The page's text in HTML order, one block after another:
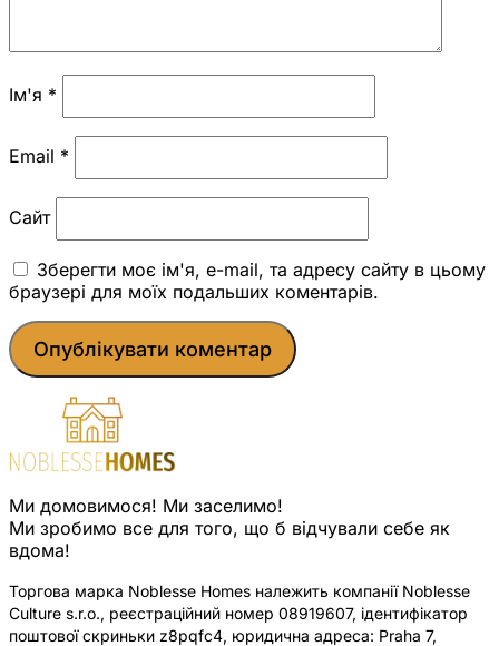
Ім'я *
Email *
Сайт
Зберегти моє ім'я, e-mail, та адресу сайту в цьому
браузері для моїх подальших коментарів.
Ми домовимося! Ми заселимо!
Ми зробимо все для того, що б відчували себе як
вдома!
Торгова марка Noblesse Homes належить компанії Noblesse
Culture s.r.o., реєстраційний номер 08919607, ідентифікатор
поштової скриньки z8pqfc4, юридична адреса: Praha 7,